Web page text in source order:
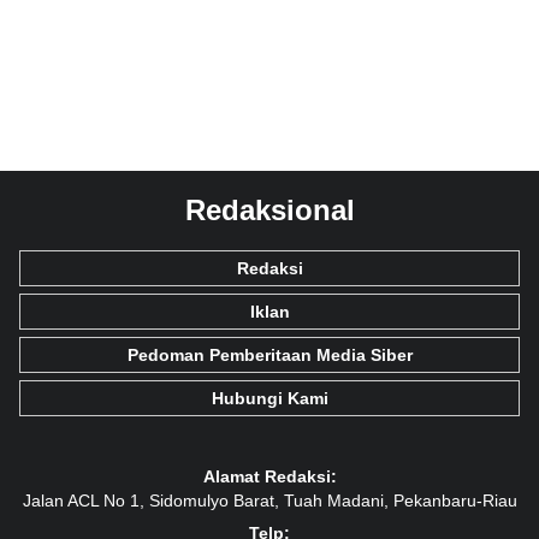
Redaksional
Redaksi
Iklan
Pedoman Pemberitaan Media Siber
Hubungi Kami
Alamat Redaksi:
Jalan ACL No 1, Sidomulyo Barat, Tuah Madani, Pekanbaru-Riau
Telp: